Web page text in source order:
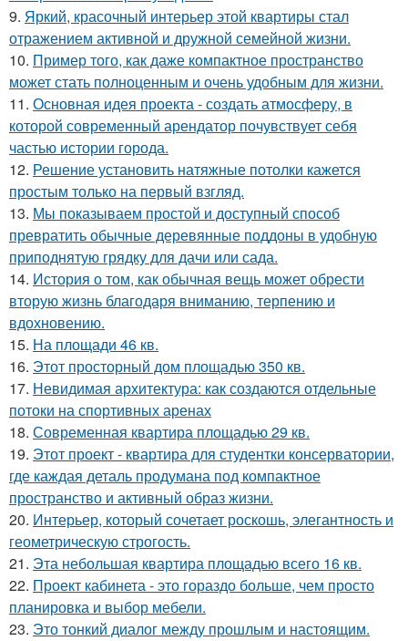
9. Яркий, красочный интерьер этой квартиры стал
отражением активной и дружной семейной жизни.
10. Пример того, как даже компактное пространство
может стать полноценным и очень удобным для жизни.
11. Основная идея проекта - создать атмосферу, в
которой современный арендатор почувствует себя
частью истории города.
12. Решение установить натяжные потолки кажется
простым только на первый взгляд.
13. Мы показываем простой и доступный способ
превратить обычные деревянные поддоны в удобную
приподнятую грядку для дачи или сада.
14. История о том, как обычная вещь может обрести
вторую жизнь благодаря вниманию, терпению и
вдохновению.
15. На площади 46 кв.
16. Этот просторный дом площадью 350 кв.
17. Невидимая архитектура: как создаются отдельные
потоки на спортивных аренах
18. Современная квартира площадью 29 кв.
19. Этот проект - квартира для студентки консерватории,
где каждая деталь продумана под компактное
пространство и активный образ жизни.
20. Интерьер, который сочетает роскошь, элегантность и
геометрическую строгость.
21. Эта небольшая квартира площадью всего 16 кв.
22. Проект кабинета - это гораздо больше, чем просто
планировка и выбор мебели.
23. Это тонкий диалог между прошлым и настоящим.